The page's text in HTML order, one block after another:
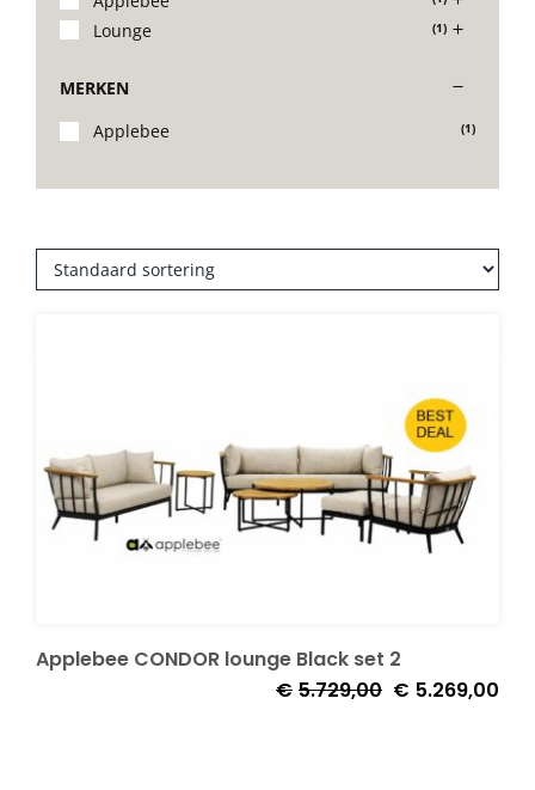
Stoelen
Tafels
Barset
Ligbedden
Buitenkleden
Lounge (1)
MERKEN
Applebee
(1)
Applebee CONDOR lounge Black set 2
€ 5.729,00 Oorspronkelijke
€ 5.269,00